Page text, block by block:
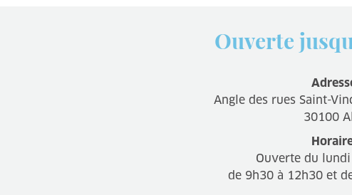
Ouverte
Angle des rues Saint-
30100
Ouverte du
de 9h30 à 12h30 et